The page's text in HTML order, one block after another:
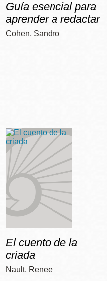
Guía esencial para
aprender a redactar
Cohen, Sandro
El cuento de la
criada
Nault, Renee